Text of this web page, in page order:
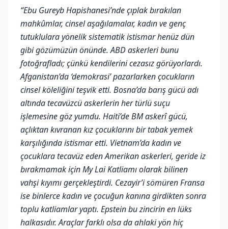
“Ebu Gureyb Hapishanesi’nde çıplak bırakılan
mahkûmlar, cinsel aşağılamalar, kadın ve genç
tutuklulara yönelik sistematik istismar henüz dün
gibi gözümüzün önünde. ABD askerleri bunu
fotoğrafladı; çünkü kendilerini cezasız görüyorlardı.
Afganistan’da ‘demokrasi’ pazarlarken çocukların
cinsel köleliğini teşvik etti. Bosna’da barış gücü adı
altında tecavüzcü askerlerin her türlü suçu
işlemesine göz yumdu. Haiti’de BM askerî gücü,
açlıktan kıvranan kız çocuklarını bir tabak yemek
karşılığında istismar etti. Vietnam’da kadın ve
çocuklara tecavüz eden Amerikan askerleri, geride iz
bırakmamak için My Lai Katliamı olarak bilinen
vahşi kıyımı gerçekleştirdi. Cezayir’i sömüren Fransa
ise binlerce kadın ve çocuğun kanına girdikten sonra
toplu katliamlar yaptı. Epstein bu zincirin en lüks
halkasıdır. Araçlar farklı olsa da ahlaki yön hiç